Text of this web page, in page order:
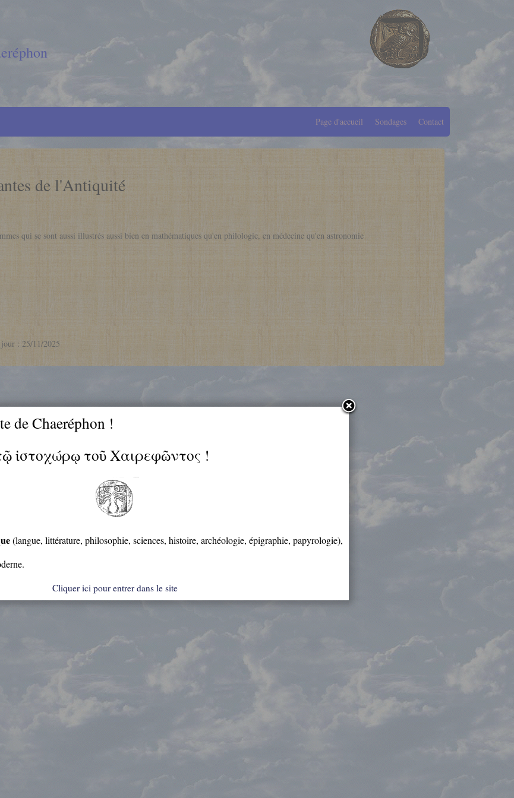
Page d'accueil Sondages Contact
de l'Antiquité
qui se sont aussi illustrés aussi bien en mathématiques qu'en philologie, en médecine qu'en astronomie
: 25/11/2025
de Chaeréphon !
ἱστοχώρῳ τοῦ Χαιρεφῶντος !
(langue, littérature, philosophie, sciences, histoire, archéologie, épigraphie, papyrologie),
Cliquer ici pour entrer dans le site